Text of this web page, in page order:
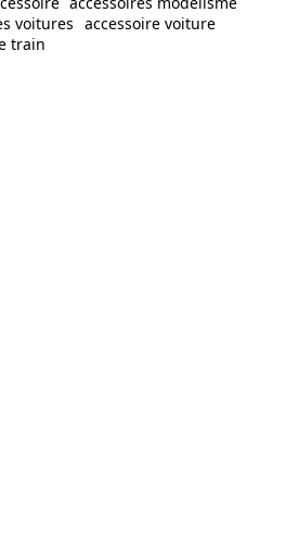
voitures accessoire voiture
train